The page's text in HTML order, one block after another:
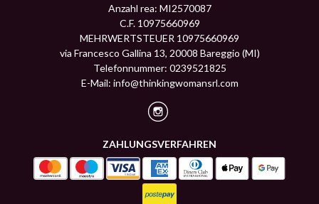
Anzahl rea: MI2570087
C.F. 10975660969
MEHRWERTSTEUER 10975660969
via Francesco Gallina 13, 20008 Bareggio (MI)
Telefonnummer: 0239521825
E-Mail: info@thinkingwomansrl.com
ZAHLUNGSVERFAHREN